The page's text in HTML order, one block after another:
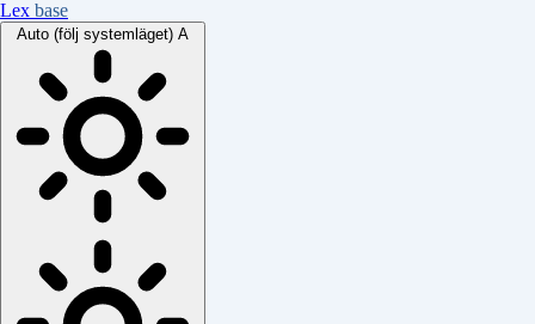
Lex base
Auto (följ systemläget) A